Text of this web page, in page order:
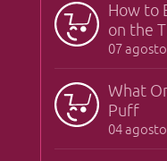
How to
on the
07
What
Puff
04